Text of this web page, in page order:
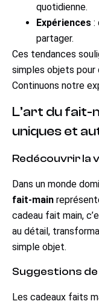
quotidienne.
Expériences :
partager.
Ces tendances
simples objets
Continuons notre
L’art du fait-
uniques et
Redécouvrir la
Dans un monde
fait-main
cadeau fait main,
au détail,
simple objet.
Suggestions
Les cadeaux faits